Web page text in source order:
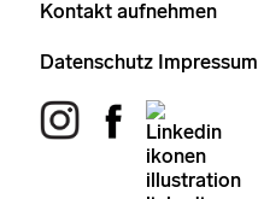
Kontakt aufnehmen
Datenschutz Impressum